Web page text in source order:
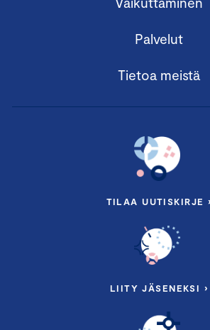
Palvelut
Tietoa meistä
TILAA UUTISKIRJE ›
LIITY JÄSENEKSI ›